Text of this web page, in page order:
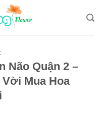
Não Quận 2 –
Mua Hoa